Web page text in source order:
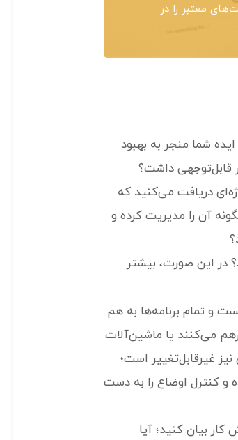
معتبر را در
شما منجر به بهبود
قابل‌توجهی داشت؟
دریافت می‌کنید که
آن را مدیریت کرده و
در این صورت، بیشتر
و تمام برنامه‌ها به هم
می‌کنند یا ماشین‌آلات
غیرقابل‌تغییر است؛
و کنترل اوضاع را به دست
کار بیان کنید؛ آیا